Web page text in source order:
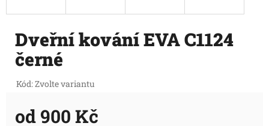
Dveřní kování EVA C1124
černé
Kód:Zvolte variantu
od 900 Kč